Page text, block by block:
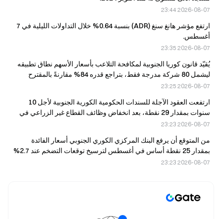
2026-08-07 23:44
ارتفع مؤشر هانغ سنغ (ADR) بنسبة 0.64% خلال التداولات الليلية في 7
أغسطس.
2026-08-07 23:35
يُقيّد قانون كوريا الجنوبية لمكافحة التلاعب بأسعار الأسهم نطاق تطبيقه
ليشمل 80 شركة مدرجة فقط، بتراجع قدره 84% مقارنةً بالمقترح
الأصلي.
2026-08-07 23:25
ارتفعت العقود الآجلة للسندات الحكومية الكورية الجنوبية لأجل 10
سنوات بمقدار 29 نقطة، بعد انخفاض وظائف القطاع غير الزراعي في
الولايات المتحدة بمقدار 23 ألف وظيفة في يوليو.
2026-08-07 23:23
من المتوقع أن يرفع البنك المركزي الكوري الجنوبي أسعار الفائدة
بمقدار 25 نقطة أساس في أغسطس لترسيخ توقعات التضخم عند 2.7%
2026-08-07 23:23